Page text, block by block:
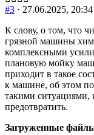
#3 · 27.06.2025, 20:34
К слову, о том, что
грязной машины
комплексными
плановую мойку
приходит в такое
к машине, об этом
такими ситуациями,
предотвратить.
Загруженные